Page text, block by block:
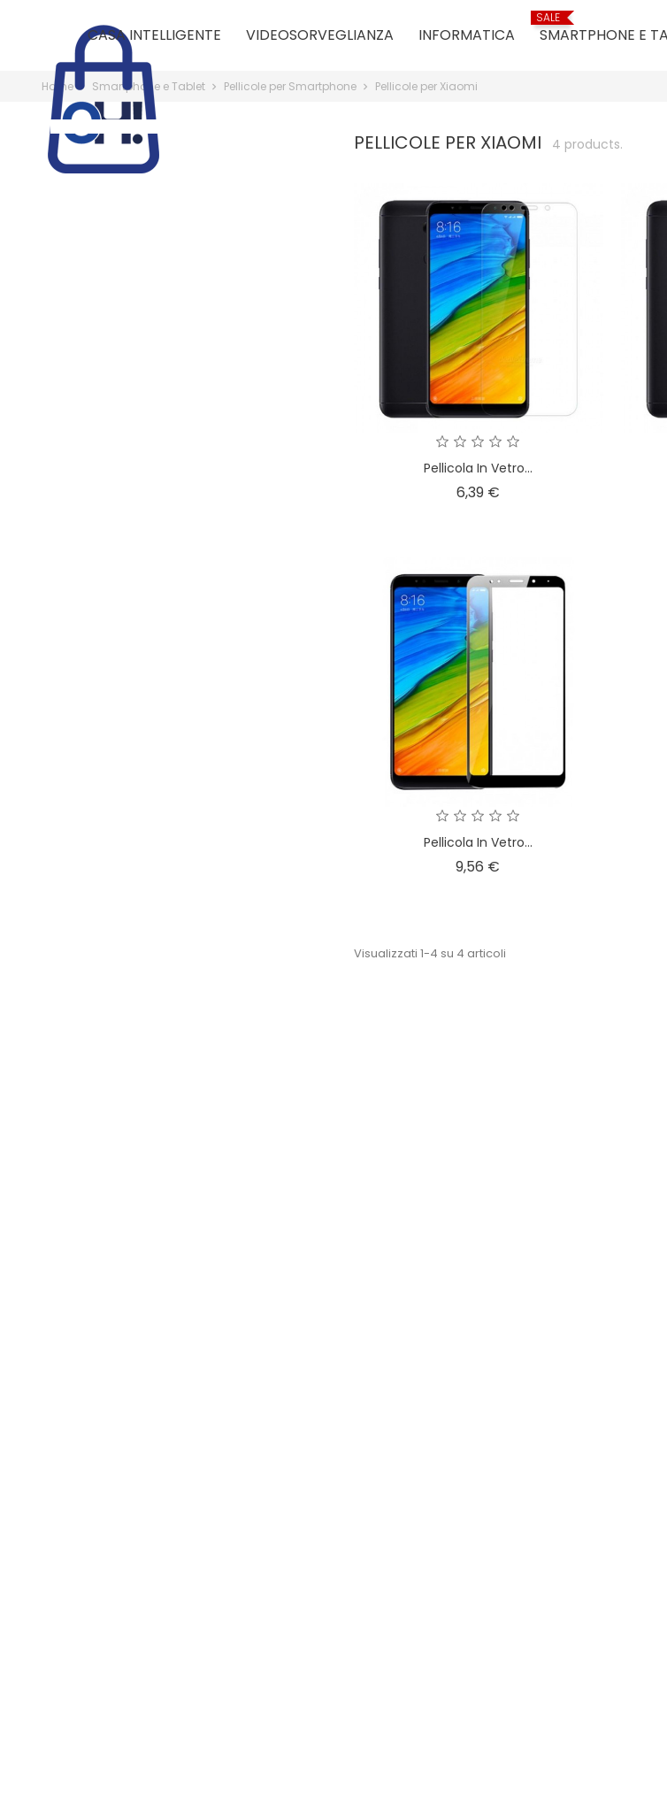
CASA INTELLIGENTE VIDEOSORVEGLIANZA INFORMATICA
SALE
SMARTPHONE E
Home Smartphone e Tablet Pellicole per Smartphone Pellicole per Xiaomi
PELLICOLE PER XIAOMI 4 products.
Pellicola In Vetro...
6,39 €Prezzo
Pellicola In Vetro...
9,56 €
Visualizzati 1-4 su 4 articoli